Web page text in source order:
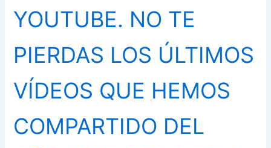
YOUTUBE. NO TE
PIERDAS LOS ÚLTIMOS
VÍDEOS QUE HEMOS
COMPARTIDO DEL